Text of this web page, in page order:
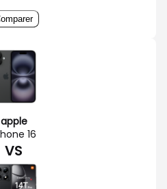
apple
16
VS